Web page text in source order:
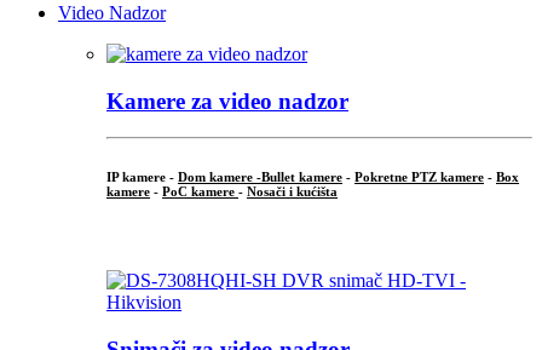
Video Nadzor
Kamere za video nadzor
IP kamere - Dom kamere -Bullet kamere - Pokretne PTZ kamere - Box
kamere - PoC kamere - Nosači i kućišta